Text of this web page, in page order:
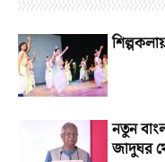
নতুন
জাদুঘর